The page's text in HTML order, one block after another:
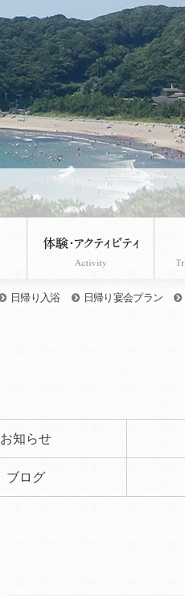
日帰り入浴 日帰り宴会プラン
お知らせ
ブログ